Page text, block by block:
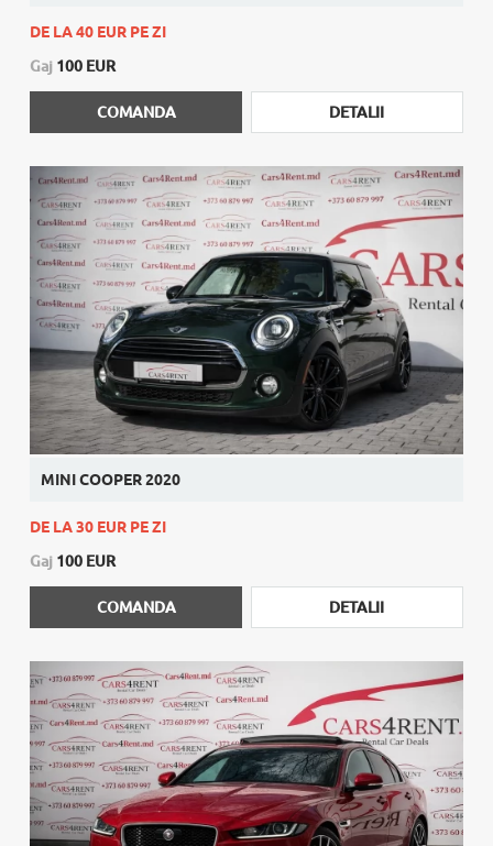
DE LA 40 EUR PE ZI
Gaj 100 EUR
COMANDA DETALII
MINI COOPER 2020
DE LA 30 EUR PE ZI
Gaj 100 EUR
COMANDA DETALII